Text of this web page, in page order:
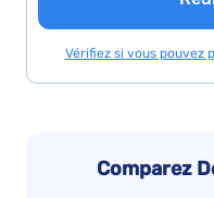
Vérifiez si vous pouvez
Comparez